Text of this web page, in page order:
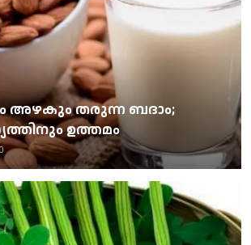
തരുന്ന ബദാം;
ഉത്തമം